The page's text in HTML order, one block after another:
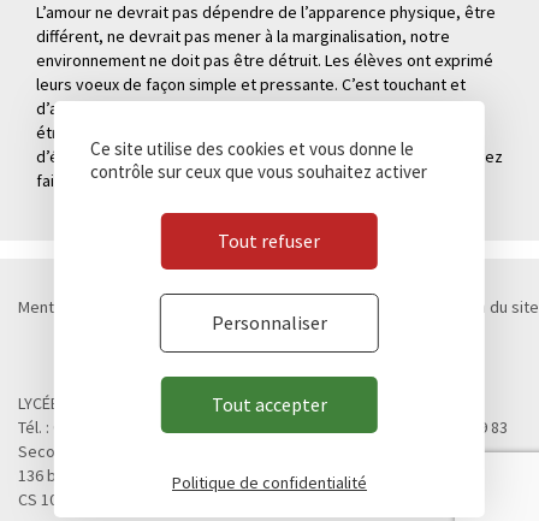
L’amour ne devrait pas dépendre de l’apparence physique, être
différent, ne devrait pas mener à la marginalisation, notre
environnement ne doit pas être détruit. Les élèves ont exprimé
leurs voeux de façon simple et pressante. C’est touchant et
d’autant plus admirable qu’ils l’ont fait dans une langue
étrangère. En lisant, j’ai oublié que c’étaient des oeuvres
d’élèves français. Bravo, et merci pour le plaisir que vous m’avez
fait !
Mentions légales
Plan du site
Contact
Marchés publics
LYCÉE CHATEAUBRIAND
Tél. : 02 99 28 19 00 / Fax. : 02 99 28 19 05 / Vie scolaire : 02 99 28 19 83
Second cycle, Abibac, Classes préparatoires
136 boulevard de Vitré
CS 10637 - 35706 RENNES Cedex 7
Ce site utilise des cookies et vous donne le
contrôle sur ceux que vous souhaitez activer
Tout accepter
Tout refuser
Personnaliser
Politique de confidentialité